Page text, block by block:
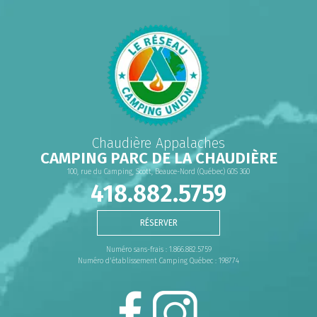
Chaudière Appalaches
CAMPING PARC DE LA CHAUDIÈRE
100, rue du Camping, Scott, Beauce-Nord (Québec) G0S 3G0
418.882.5759
RÉSERVER
Numéro sans-frais : 1.866.882.5759
Numéro d'établissement Camping Québec : 198774